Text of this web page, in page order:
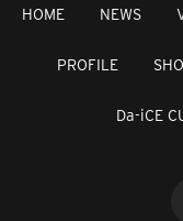
HOME NEWS
PROFILE
Da-iCE